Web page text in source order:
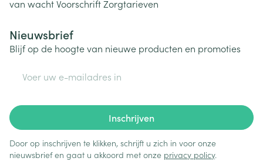
van wachtVoorschriftZorgtarieven
Nieuwsbrief
Blijf op de hoogte van nieuwe producten en promoties
Inschrijven
Door op inschrijven te klikken, schrijft u zich in voor onze
nieuwsbrief en gaat u akkoord met onze privacy policy.